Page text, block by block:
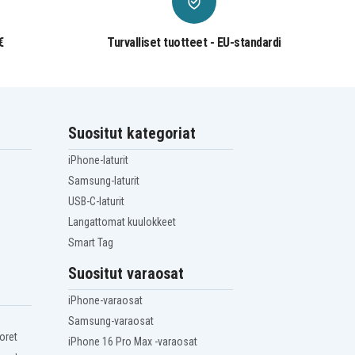
Turvalliset tuotteet - EU-standardi
Suositut kategoriat
iPhone-laturit
Samsung-laturit
USB-C-laturit
Langattomat kuulokkeet
Smart Tag
Suositut varaosat
iPhone-varaosat
Samsung-varaosat
iPhone 16 Pro Max -varaosat